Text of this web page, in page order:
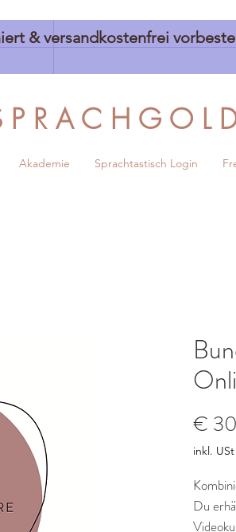
& versandkostenfrei
P R A C H G O L
Akademie Sprachtastisch Login
€
inkl. USt
Du